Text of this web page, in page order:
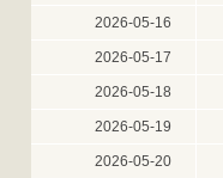
2026-05-16
2026-05-17
2026-05-18
2026-05-19
2026-05-20